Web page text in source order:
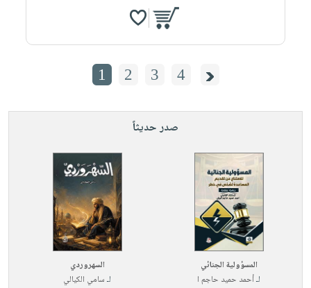
1 2 3 4
صدر حديثاً
المسؤولية الجنائي
لـأحمد حميد حاجم ا
السهروردي
لـسامي الكيالي